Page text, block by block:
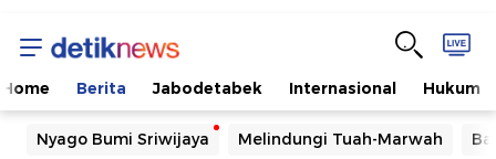
Home Berita Jabodetabek Internasional Hukum
Nyago Bumi Sriwijaya Melindungi Tuah-Marwah